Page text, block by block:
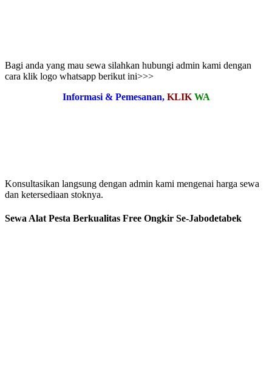
Bagi anda yang mau sewa silahkan hubungi admin kami dengan
cara klik logo whatsapp berikut ini>>>
Informasi & Pemesanan, KLIK WA
Konsultasikan langsung dengan admin kami mengenai harga sewa
dan ketersediaan stoknya.
Sewa Alat Pesta Berkualitas Free Ongkir Se-Jabodetabek